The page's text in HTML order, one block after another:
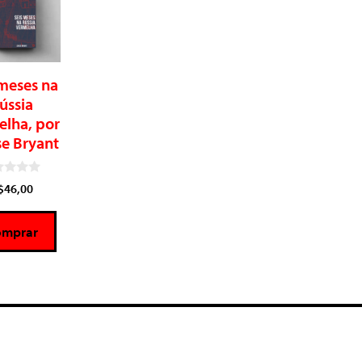
na
por
Bryant
46,00